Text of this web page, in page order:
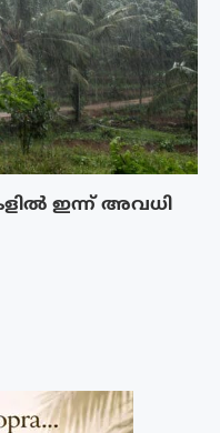
ഇന്ന് അവധി